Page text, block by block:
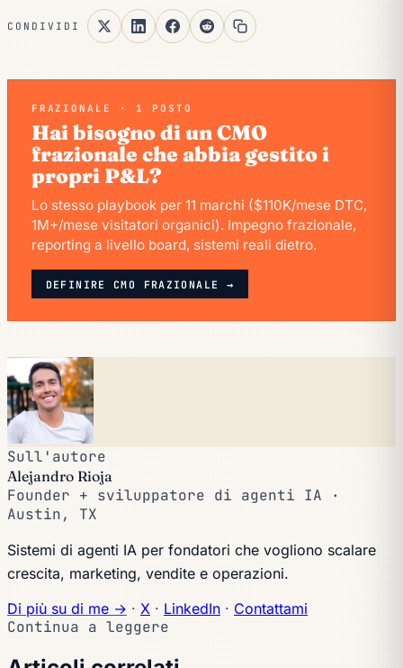
CONDIVIDI
FRAZIONALE · 1 POSTO
Hai bisogno di un CMO
frazionale che abbia gestito i
propri P&L?
Lo stesso playbook per 11 marchi ($110K/mese DTC,
1M+/mese visitatori organici). Impegno frazionale,
reporting a livello board, sistemi reali dietro.
DEFINIRE CMO FRAZIONALE →
Sull'autore
Alejandro Rioja
Founder + sviluppatore di agenti IA ·
Austin, TX
Sistemi di agenti IA per fondatori che vogliono scalare
crescita, marketing, vendite e operazioni.
Di più su di me → · X · LinkedIn · Contattami
Continua a leggere